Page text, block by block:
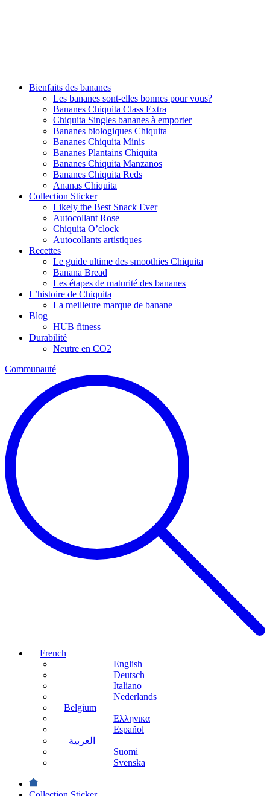
Bienfaits des bananes
Les bananes sont-elles bonnes pour vous?
Bananes Chiquita Class Extra
Chiquita Singles bananes à emporter
Bananes biologiques Chiquita
Bananes Chiquita Minis
Bananes Plantains Chiquita
Bananes Chiquita Manzanos
Bananes Chiquita Reds
Ananas Chiquita
Collection Sticker
Likely the Best Snack Ever
Autocollant Rose
Chiquita O’clock
Autocollants artistiques
Recettes
Le guide ultime des smoothies Chiquita
Banana Bread
Les étapes de maturité des bananes
L’histoire de Chiquita
La meilleure marque de banane
Blog
HUB fitness
Durabilité
Neutre en CO2
Communauté
French
English
Deutsch
Italiano
Nederlands
Belgium
Ελληνικα
Español
العربية
Suomi
Svenska